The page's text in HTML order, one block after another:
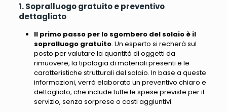
1. Sopralluogo gratuito e preventivo
dettagliato
Il primo passo per lo sgombero del solaio è il
sopralluogo gratuito. Un esperto si recherà sul
posto per valutare la quantità di oggetti da
rimuovere, la tipologia di materiali presenti e le
caratteristiche strutturali del solaio. In base a queste
informazioni, verrà elaborato un preventivo chiaro e
dettagliato, che include tutte le spese previste per il
servizio, senza sorprese o costi aggiuntivi.